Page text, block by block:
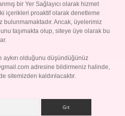
bir Yer Sağlayıcı olarak hizmet
içerikleri proaktif olarak denetleme
bulunmamaktadır. Ancak, üyelerimiz
taşımakta olup, siteye üye olarak bu
olduğunu düşündüğünüz
adresine bildirmeniz halinde,
sitemizden kaldırılacaktır.